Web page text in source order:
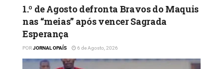
1.º de Agosto defronta Bravos do Maquis
nas “meias” após vencer Sagrada
Esperança
PORJORNAL OPAÍS 6 de Agosto, 2026